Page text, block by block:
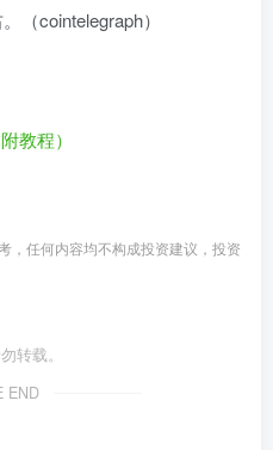
（cointelegraph）
教程）
，任何内容均不构成投资建议，投资
转载。
END